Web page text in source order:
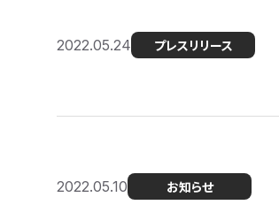
2022.05.24 プレスリリース
2022.05.10 お知らせ